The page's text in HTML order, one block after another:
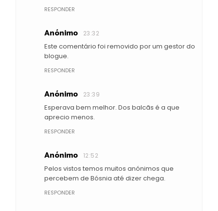
RESPONDER
Anónimo 23:32
Este comentário foi removido por um gestor do
blogue.
RESPONDER
Anónimo 23:39
Esperava bem melhor. Dos balcãs é a que
aprecio menos.
RESPONDER
Anónimo 12:52
Pelos vistos temos muitos anónimos que
percebem de Bósnia até dizer chega.
RESPONDER